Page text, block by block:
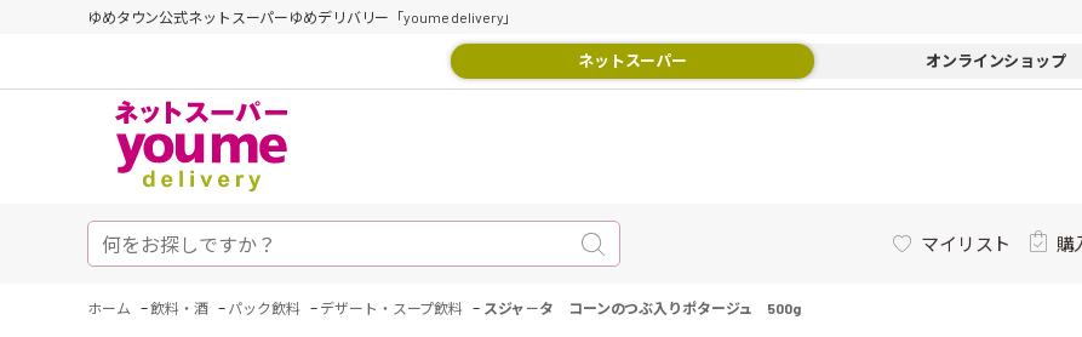
ゆめタウン公式ネットスーパーゆめデリバリー「youme delivery」
ネットスーパー オンラインショップ
マイリスト 購
ホーム -飲料・酒 - パック飲料 - デザート・スープ飲料 - スジャ－タ コーンのつぶ入りポタージュ 500g